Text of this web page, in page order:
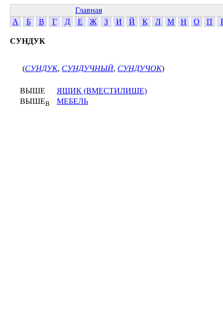
Главная
А
Б В Г Д Е Ж З И Й К Л М Н О П
СУНДУК
(СУНДУК, СУНДУЧНЫЙ, СУНДУЧОК)
ВЫШЕ
ЯЩИК (ВМЕСТИЛИЩЕ)
ВЫШЕВ МЕБЕЛЬ